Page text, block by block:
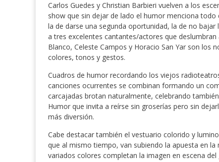
Carlos Guedes y Christian Barbieri vuelven a los
show que sin dejar de lado el humor menciona
la de darse una segunda oportunidad, la de no
a tres excelentes cantantes/actores que
Blanco, Celeste Campos y Horacio San Yar son los
colores, tonos y gestos.
Cuadros de humor recordando los viejos
canciones ocurrentes se combinan formando un
carcajadas brotan naturalmente, celebrando
Humor que invita a reírse sin groserías pero sin
más diversión.
Cabe destacar también el vestuario colorido y
que al mismo tiempo, van subiendo la apuesta en
variados colores completan la imagen en escena